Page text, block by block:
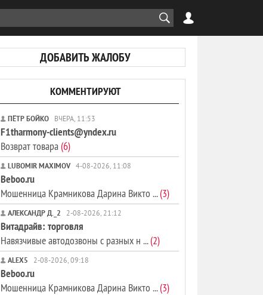
ДОБАВИТЬ ЖАЛОБУ
КОММЕНТИРУЮТ
ПЁТР БОЙКО ВЧЕРА, 11:53
F1tharmony-clients@yndex.ru
Возврат товара(6)
LUBOMIR MAXIMOV 4-08-2026, 11:08
Beboo.ru
Мошенница Крамникова Дарина Викто ...(3)
АЛЕКСАНДР Д._2 2-08-2026, 21:12
Витадрайв: торговля
Навязчивые автодозвоны с разных н ...(2)
ALEX5 2-08-2026, 09:18
Beboo.ru
Мошенница Крамникова Дарина Викто ...(3)